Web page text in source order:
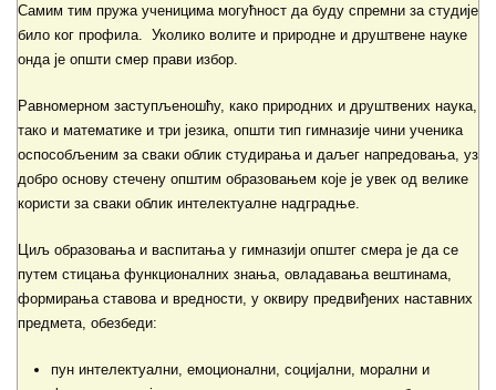
Самим тим пружа ученицима могућност да буду спремни за студије
било ког профила. Уколико волите и природне и друштвене науке
онда је општи смер прави избор.
Равномерном заступљеношћу, како природних и друштвених наука,
тако и математике и три језика, општи тип гимназије чини ученика
оспособљеним за сваки облик студирања и даљег напредовања, уз
добро основу стечену општим образовањем које је увек од велике
користи за сваки облик интелектуалне надградње.
Циљ образовања и васпитања у гимназији општег смера је да се
путем стицања функционалних знања, овладавања вештинама,
формирања ставова и вредности, у оквиру предвиђених наставних
предмета, обезбеди:
пун интелектуални, емоционални, социјални, морални и